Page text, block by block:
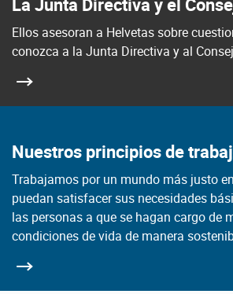
Ellos asesoran a Helvetas sobre
conozca a la Junta Directiva y al
Nuestros principios de
Trabajamos por un mundo más justo
puedan satisfacer sus necesidades
las personas a que se hagan cargo de
condiciones de vida de manera